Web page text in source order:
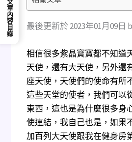
最後更新於 2023年01月09日
相信很多紫晶寶寶都不知道
天使，還有大天使，另外還
座天使，天使們的使命有所
這些天堂的使者，我們可以
東西，這也是為什麼很多身
使連結，我自己也是，如果
加百列大天使跟我在健身房
文章內容目錄